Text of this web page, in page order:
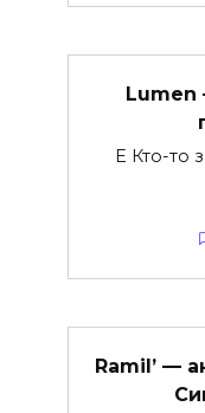
Lumen
E Кто-то
Ramil’ —